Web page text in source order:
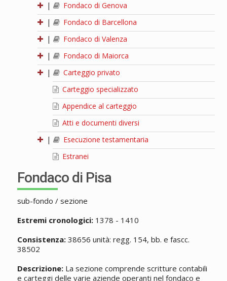
|
Fondaco di Genova
|
Fondaco di Barcellona
|
Fondaco di Valenza
|
Fondaco di Maiorca
|
Carteggio privato
Carteggio specializzato
Appendice al carteggio
Atti e documenti diversi
|
Esecuzione testamentaria
Estranei
Fondaco di Pisa
sub-fondo / sezione
Estremi cronologici:1378 - 1410
Consistenza:38656 unità: regg. 154, bb. e fascc.
38502
Descrizione:La sezione comprende scritture contabili
e carteggi delle varie aziende operanti nel fondaco e